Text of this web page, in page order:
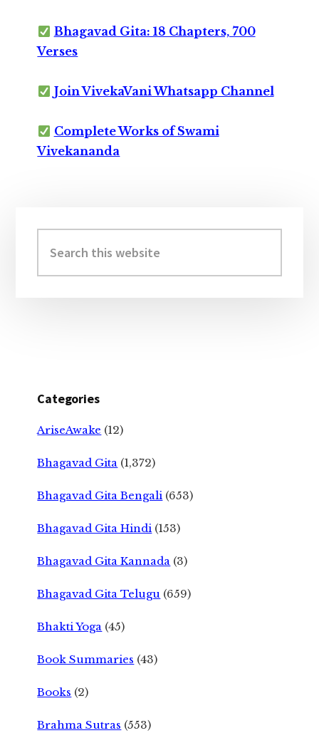
Bhagavad Gita: 18 Chapters, 700
Verses
Join VivekaVani Whatsapp Channel
Complete Works of Swami
Vivekananda
Sidebar
this
website
Categories
AriseAwake (12)
Bhagavad Gita (1,372)
Bhagavad Gita Bengali (653)
Bhagavad Gita Hindi (153)
Bhagavad Gita Kannada (3)
Bhagavad Gita Telugu (659)
Bhakti Yoga (45)
Book Summaries (43)
Books (2)
Brahma Sutras (553)